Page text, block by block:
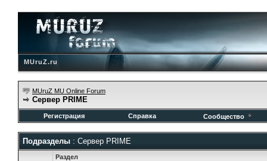
MUruZ.ru
MUruZ MU Online Forum
Сервер PRIME
Регистрация Справка Сообщество
Подразделы : Сервер PRIME
Раздел